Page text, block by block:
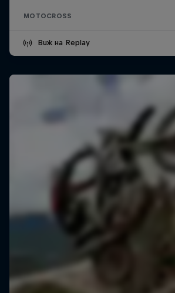
MOTOCROSS
Виж на Replay